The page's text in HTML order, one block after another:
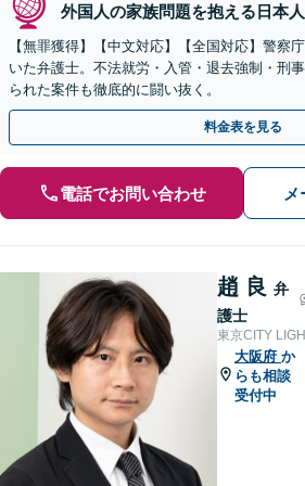
外国人の家族問題を抱える日本人
【無罪獲得】【中文対応】【全国対応】警察
いた弁護士。不法就労・入管・退去強制・
られた案件も徹底的に闘い抜く。
料金表を見る
電話でお問い合わせ
趙 良 弁
護士
東京CITY
大阪府 か
らも相談
受付中